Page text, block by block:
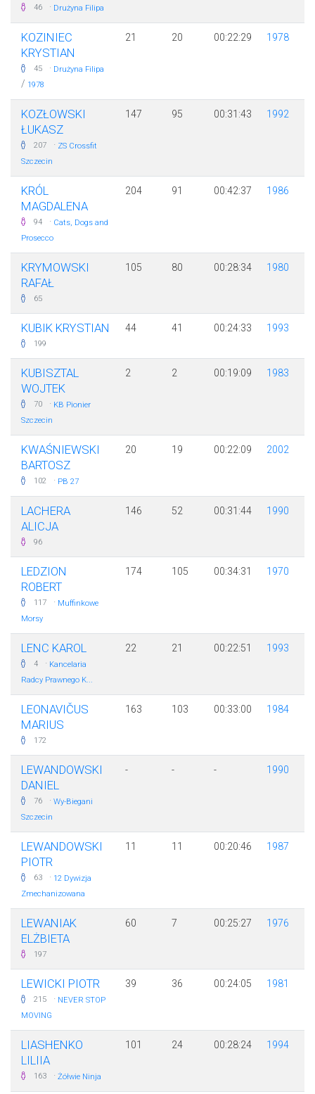
46 · Drużyna Filipa
KOZINIEC
KRYSTIAN
45 · Drużyna Filipa
/ 1978
21 20 00:22:29 1978
KOZŁOWSKI
ŁUKASZ
207 · ZS Crossfit
Szczecin
147 95 00:31:43 1992
KRÓL
MAGDALENA
94 · Cats, Dogs and
Prosecco
204 91 00:42:37 1986
KRYMOWSKI
RAFAŁ
65
105 80 00:28:34 1980
KUBIK KRYSTIAN
199
44 41 00:24:33 1993
KUBISZTAL
WOJTEK
70 · KB Pionier
Szczecin
2 2 00:19:09 1983
KWAŚNIEWSKI
BARTOSZ
102 · PB 27
20 19 00:22:09 2002
LACHERA
ALICJA
96
146 52 00:31:44 1990
LEDZION
ROBERT
117 · Muffinkowe
Morsy
174 105 00:34:31 1970
LENC KAROL
4 · Kancelaria
Radcy Prawnego K...
22 21 00:22:51 1993
LEONAVIČUS
MARIUS
172
163 103 00:33:00 1984
LEWANDOWSKI
DANIEL
76 · Wy-Biegani
Szczecin
- - - 1990
LEWANDOWSKI
PIOTR
63 · 12 Dywizja
Zmechanizowana
11 11 00:20:46 1987
LEWANIAK
ELŻBIETA
197
60 7 00:25:27 1976
LEWICKI PIOTR
215 · NEVER STOP
MOVING
39 36 00:24:05 1981
LIASHENKO
LILIIA
163 · Żółwie Ninja
101 24 00:28:24 1994